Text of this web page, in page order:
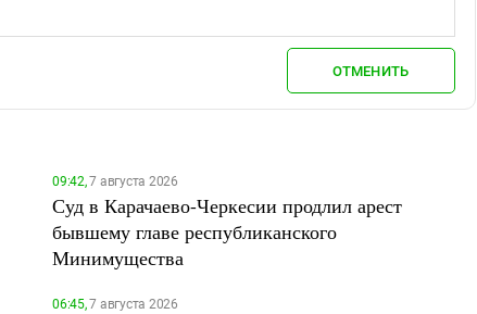
ОТМЕНИТЬ
09:42,7 августа 2026
Суд в Карачаево-Черкесии продлил арест
бывшему главе республиканского
Минимущества
06:45,7 августа 2026